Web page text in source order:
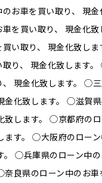
お車を買い取り、 現
を買い取り、 現金化
買い取り、 現金化致し
取り、 現金化致します
、 現金化致します。 ◯
金化致します。 ◯滋賀
致します。 ◯京都府の
ます。 ◯大阪府のロー
。 ◯兵庫県のローン中の
良県のローン中のお車